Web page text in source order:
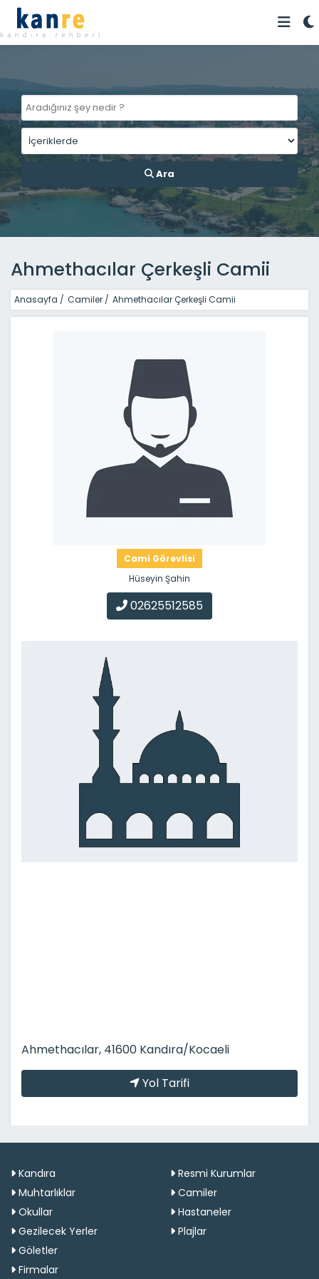
Ara
Ahmethacılar Çerkeşli Camii
Anasayfa / Camiler / Ahmethacılar Çerkeşli Camii
Cami Görevlisi
Hüseyin Şahin
02625512585
Ahmethacılar, 41600 Kandıra/Kocaeli
Yol Tarifi
Kandıra
Resmi Kurumlar
Muhtarlıklar
Camiler
Okullar
Hastaneler
Gezilecek Yerler
Plajlar
Göletler
Firmalar